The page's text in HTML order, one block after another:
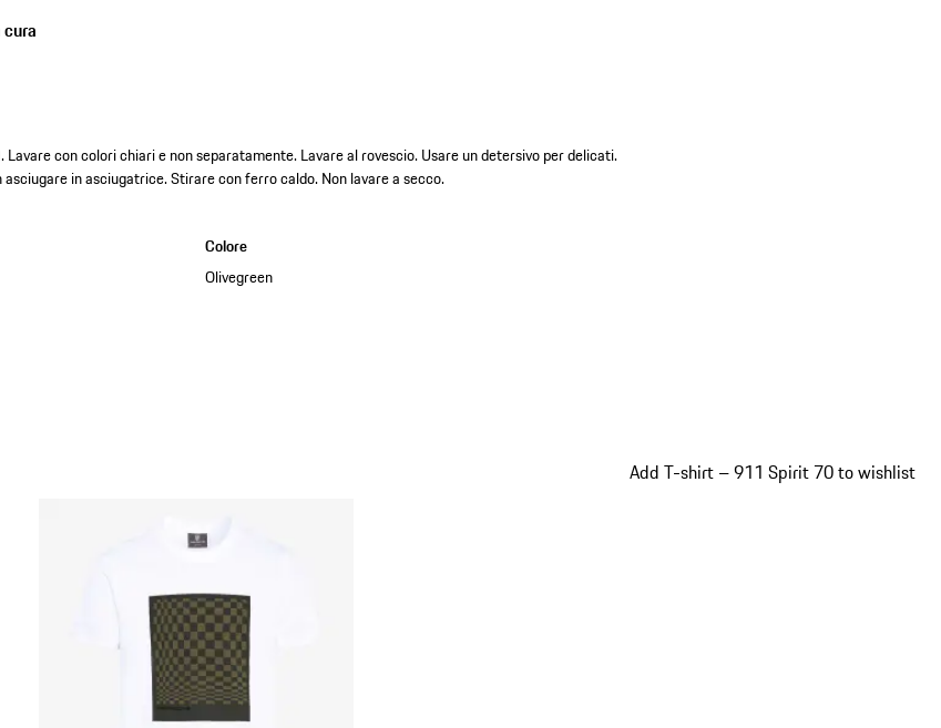
con colori chiari e non separatamente. Lavare al rovescio. Usare un detersivo per delicati.
in asciugatrice. Stirare con ferro caldo. Non lavare a secco.
Colore
Olivegreen
Add T-shirt – 911 Spirit 70 to wishlist